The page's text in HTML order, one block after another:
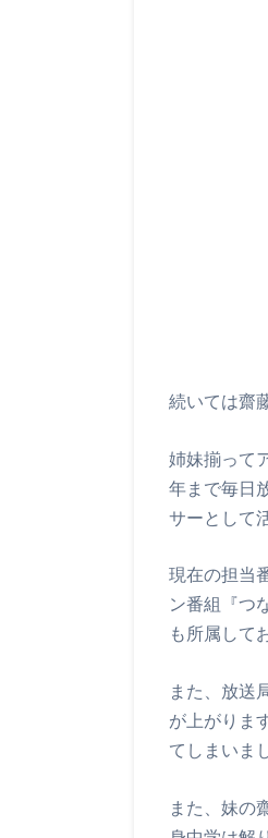
続いては齋
姉妹揃って
年まで毎日
サーとして
現在の担当
ン番組『つ
も所属して
また、放送
が上がりま
てしまいま
また、妹の